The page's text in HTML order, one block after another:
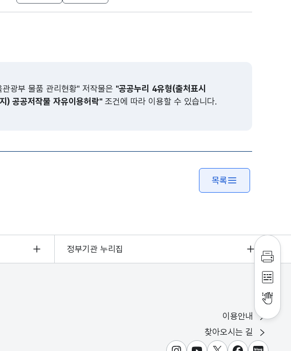
광부 물품 관리현황" 저작물은 "공공누리 4유형(출처표시
) 공공저작물 자유이용허락" 조건에 따라 이용할 수 있습니다.
목록
인쇄
점자
점자
정부기관 누리집
이용안내
찾아오시는 길